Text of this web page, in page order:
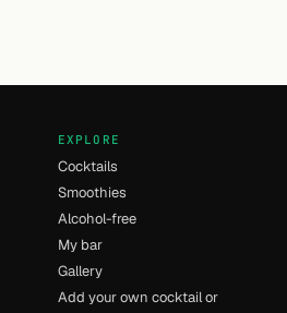
EXPLORE
Cocktails
Smoothies
Alcohol-free
My bar
Gallery
Add your own cocktail or